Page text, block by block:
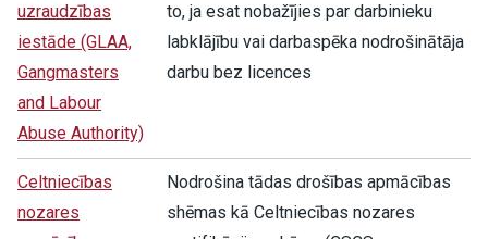
uzraudzības
iestāde (GLAA,
Gangmasters
and Labour
Abuse Authority)
to, ja esat nobažījies par darbinieku
labklājību vai darbaspēka nodrošinātāja
darbu bez licences
Celtniecības
nozares
Nodrošina tādas drošības apmācības
shēmas kā Celtniecības nozares